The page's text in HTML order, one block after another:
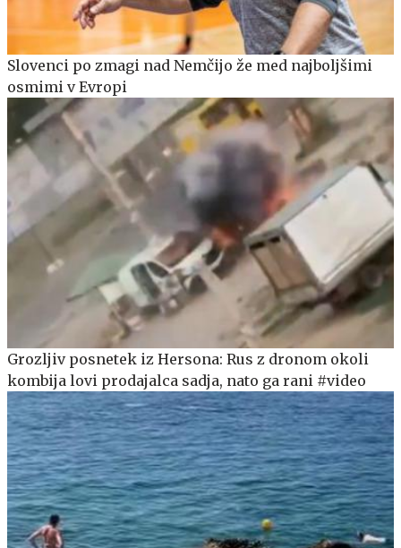
Slovenci po zmagi nad Nemčijo že med najboljšimi
osmimi v Evropi
Grozljiv posnetek iz Hersona: Rus z dronom okoli
kombija lovi prodajalca sadja, nato ga rani #video